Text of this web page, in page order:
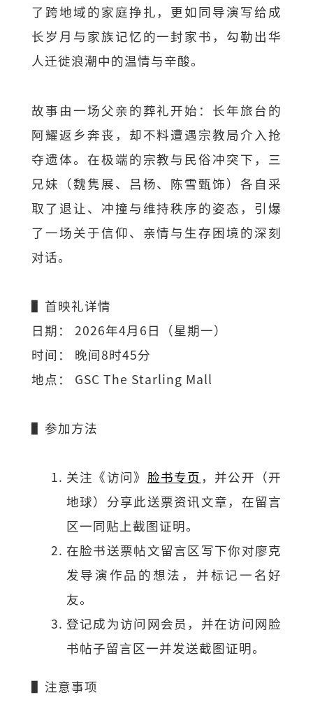
了跨地域的家庭挣扎，更如同导演写给成
长岁月与家族记忆的一封家书，勾勒出华
人迁徙浪潮中的温情与辛酸。
故事由一场父亲的葬礼开始：长年旅台的
阿耀返乡奔丧，却不料遭遇宗教局介入抢
夺遗体。在极端的宗教与民俗冲突下，三
兄妹（魏隽展、吕杨、陈雪甄饰）各自采
取了退让、冲撞与维持秩序的姿态，引爆
了一场关于信仰、亲情与生存困境的深刻
对话。
▌首映礼详情
日期： 2026年4月6日（星期一）
时间： 晚间8时45分
地点： GSC The Starling Mall
▌参加方法
关注《访问》 脸书专页 ，并公开（开
地球）分享此送票资讯文章，在留言
区一同贴上截图证明。
在脸书送票帖文留言区写下你对廖克
发导演作品的想法，并标记一名好
友。
登记成为访问网会员，并在访问网脸
书帖子留言区一并发送截图证明。
▌注意事项